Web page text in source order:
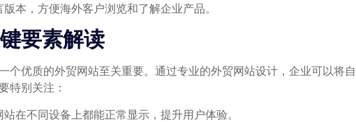
本，方便海外客户浏览和了解企业产品。
要素解读
个优质的外贸网站至关重要。通过专业的外贸网站设计，企业可以
特别关注：
在不同设备上都能正常显示，提升用户体验。